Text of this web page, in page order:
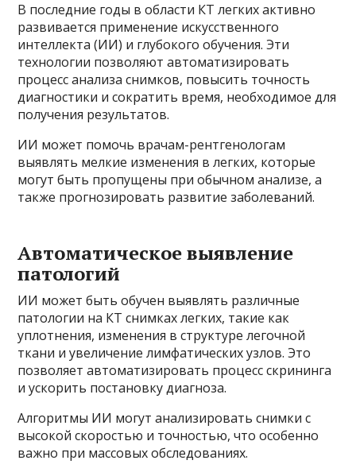
В последние годы в области КТ легких активно
развивается применение искусственного
интеллекта (ИИ) и глубокого обучения. Эти
технологии позволяют автоматизировать
процесс анализа снимков, повысить точность
диагностики и сократить время, необходимое для
получения результатов.
ИИ может помочь врачам-рентгенологам
выявлять мелкие изменения в легких, которые
могут быть пропущены при обычном анализе, а
также прогнозировать развитие заболеваний.
Автоматическое выявление
патологий
ИИ может быть обучен выявлять различные
патологии на КТ снимках легких, такие как
уплотнения, изменения в структуре легочной
ткани и увеличение лимфатических узлов. Это
позволяет автоматизировать процесс скрининга
и ускорить постановку диагноза.
Алгоритмы ИИ могут анализировать снимки с
высокой скоростью и точностью, что особенно
важно при массовых обследованиях.